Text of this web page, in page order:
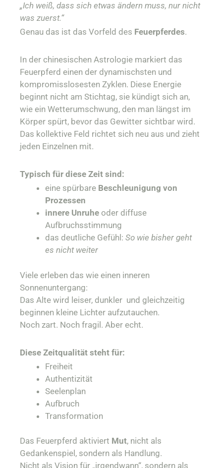
„Ich weiß, dass sich etwas ändern muss, nur nicht
was zuerst.“
Genau das ist das Vorfeld des Feuerpferdes.
In der chinesischen Astrologie markiert das
Feuerpferd einen der dynamischsten und
kompromisslosesten Zyklen. Diese Energie
beginnt nicht am Stichtag, sie kündigt sich an,
wie ein Wetterumschwung, den man längst im
Körper spürt, bevor das Gewitter sichtbar wird.
Das kollektive Feld richtet sich neu aus und zieht
jeden Einzelnen mit.
Typisch für diese Zeit sind:
eine spürbare Beschleunigung von
Prozessen
innere Unruhe oder diffuse
Aufbruchsstimmung
das deutliche Gefühl: So wie bisher geht
es nicht weiter
Viele erleben das wie einen inneren
Sonnenuntergang:
Das Alte wird leiser, dunkler und gleichzeitig
beginnen kleine Lichter aufzutauchen.
Noch zart. Noch fragil. Aber echt.
Diese Zeitqualität steht für:
Freiheit
Authentizität
Seelenplan
Aufbruch
Transformation
Das Feuerpferd aktiviert Mut, nicht als
Gedankenspiel, sondern als Handlung.
Nicht als Vision für „irgendwann“, sondern als